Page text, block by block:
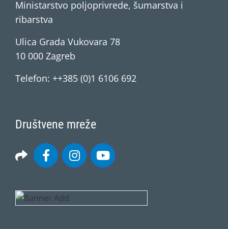
Ministarstvo poljoprivrede, šumarstva i
ribarstva
Ulica Grada Vukovara 78
10 000 Zagreb
Telefon: ++385 (0)1 6106 692
Društvene mreže